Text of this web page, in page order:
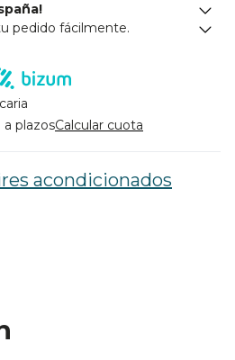
pedido fácilmente.
a plazosCalcular cuota
acondicionados